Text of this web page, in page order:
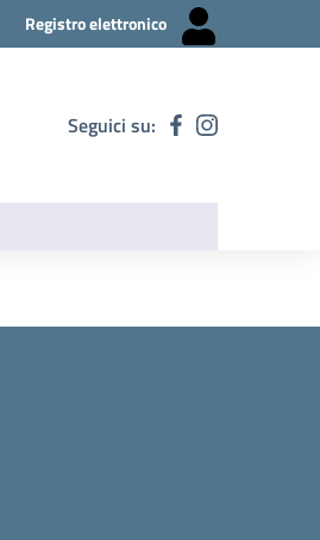
Registro elettronico
Seguici su: